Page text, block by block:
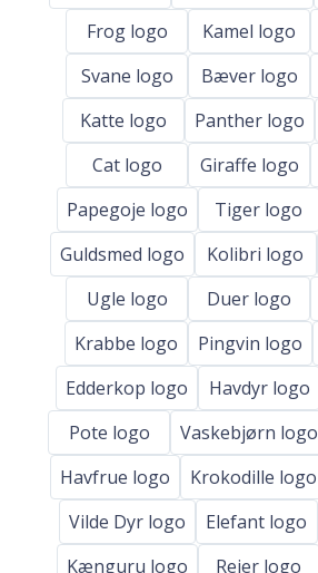
Frog logo
Kamel logo
Svane logo
Bæver logo
Katte logo
Panther logo
Cat logo
Giraffe logo
Papegoje logo
Tiger logo
Guldsmed logo
Kolibri logo
Ugle logo
Duer logo
Krabbe logo
Pingvin logo
Edderkop logo
Havdyr logo
Pote logo
Vaskebjørn logo
Havfrue logo
Krokodille logo
Vilde Dyr logo
Elefant logo
Kænguru logo
Rejer logo